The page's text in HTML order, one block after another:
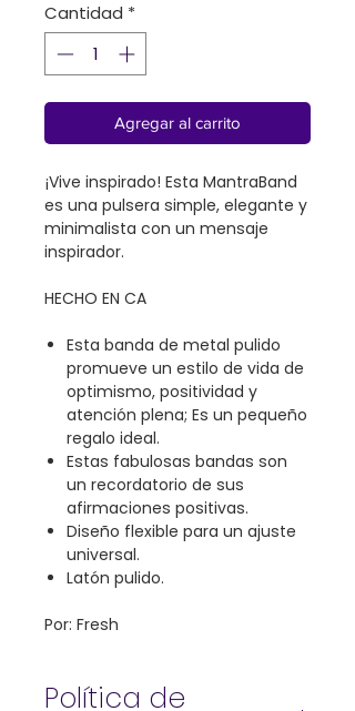
Cantidad *
Agregar al carrito
¡Vive inspirado! Esta MantraBand
es una pulsera simple, elegante y
minimalista con un mensaje
inspirador.
HECHO EN CA
Esta banda de metal pulido
promueve un estilo de vida de
optimismo, positividad y
atención plena; Es un pequeño
regalo ideal.
Estas fabulosas bandas son
un recordatorio de sus
afirmaciones positivas.
Diseño flexible para un ajuste
universal.
Latón pulido.
Por: Fresh
Política de